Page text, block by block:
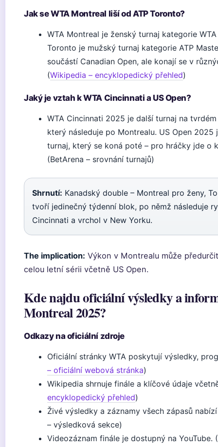
Jak se WTA Montreal liší od ATP Toronto?
WTA Montreal je ženský turnaj kategorie
Toronto je mužský turnaj kategorie ATP
součástí Canadian Open, ale konají se v
(Wikipedia – encyklopedický přehled)
Jaký je vztah k WTA Cincinnati a US Open?
WTA Cincinnati 2025 je další turnaj na
který následuje po Montrealu. US Open 2025
turnaj, který se koná poté – pro hráčky jde o
(BetArena – srovnání turnajů)
Shrnutí: Kanadský double – Montreal pro ženy,
tvoří jedinečný týdenní blok, po němž následuje
Cincinnati a vrchol v New Yorku.
The implication: Výkon v Montrealu může
celou letní sérii včetně US Open.
Kde najdu oficiální výsledky a
Montreal 2025?
Odkazy na oficiální zdroje
Oficiální stránky WTA poskytují výsledky,
– oficiální webová stránka)
Wikipedia shrnuje finále a klíčové údaje
encyklopedický přehled)
Živé výsledky a záznamy všech zápasů
– výsledková sekce)
Videozáznam finále je dostupný na YouTube. (